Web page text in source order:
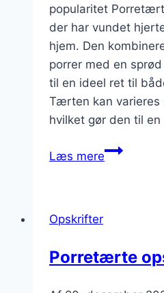
popularitet
der har vundet
hjem. Den
porrer med en
til en ideel ret til
Tærten kan varieres
hvilket gør den til
Læs merePorretærte
Opskrifter
Porretærte